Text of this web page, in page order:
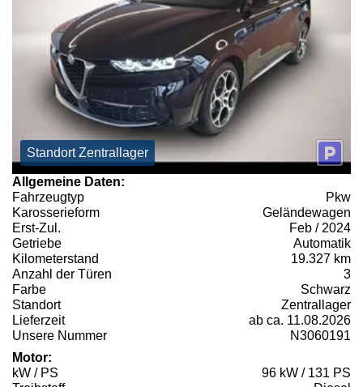
Standort Zentrallager
Allgemeine Daten:
Fahrzeugtyp
Pkw
Karosserieform
Geländewagen
Erst-Zul.
Feb / 2024
Getriebe
Automatik
Kilometerstand
19.327 km
Anzahl der Türen
3
Farbe
Schwarz
Standort
Zentrallager
Lieferzeit
ab ca. 11.08.2026
Unsere Nummer
N3060191
Motor:
kW / PS
96 kW / 131 PS